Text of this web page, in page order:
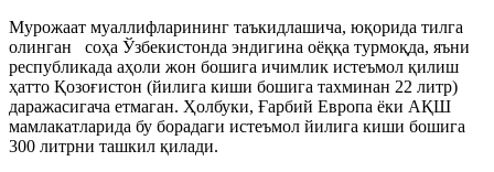
Мурожаат муаллифларининг таъкидлашича, юқорида тилга
олинган соҳа Ўзбекистонда эндигина оёққа турмоқда, яъни
республикада аҳоли жон бошига ичимлик истеъмол қилиш
ҳатто Қозоғистон (йилига киши бошига тахминан 22 литр)
даражасигача етмаган. Ҳолбуки, Ғарбий Европа ёки АҚШ
мамлакатларида бу борадаги истеъмол йилига киши бошига
300 литрни ташкил қилади.